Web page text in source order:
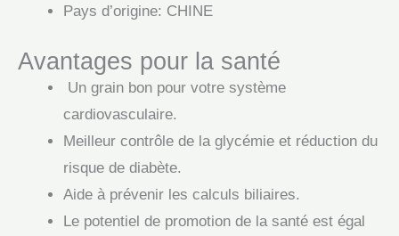
Pays d’origine: CHINE
Avantages pour la santé
Un grain bon pour votre système
cardiovasculaire.
Meilleur contrôle de la glycémie et réduction du
risque de diabète.
Aide à prévenir les calculs biliaires.
Le potentiel de promotion de la santé est égal